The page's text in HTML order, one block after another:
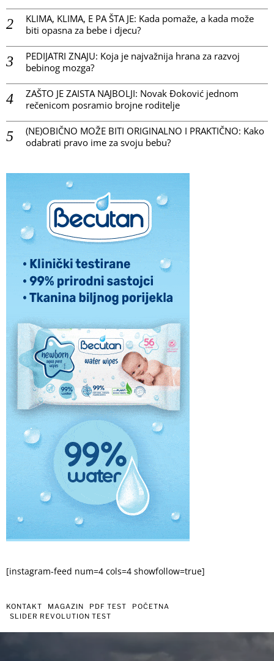
KLIMA, KLIMA, E PA ŠTA JE: Kada pomaže, a kada može
biti opasna za bebe i djecu?
PEDIJATRI ZNAJU: Koja je najvažnija hrana za razvoj
bebinog mozga?
ZAŠTO JE ZAISTA NAJBOLJI: Novak Đoković jednom
rečenicom posramio brojne roditelje
(NE)OBIČNO MOŽE BITI ORIGINALNO I PRAKTIČNO: Kako
odabrati pravo ime za svoju bebu?
[instagram-feed num=4 cols=4 showfollow=true]
KONTAKT MAGAZIN PDF TEST
POČETNA
SLIDER REVOLUTION TEST